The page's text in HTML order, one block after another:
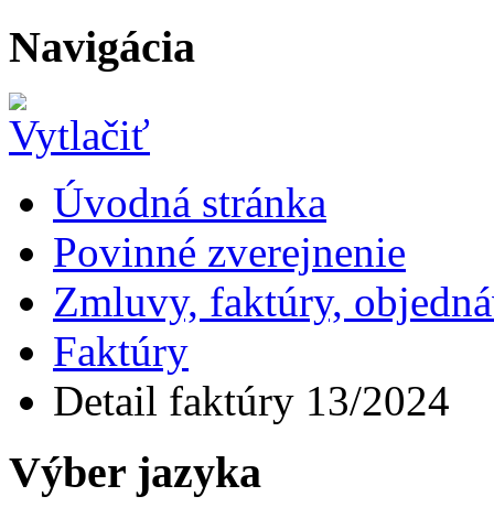
Navigácia
Úvodná stránka
Povinné zverejnenie
Zmluvy, faktúry,
Faktúry
Detail faktúry 13/2024
Výber jazyka